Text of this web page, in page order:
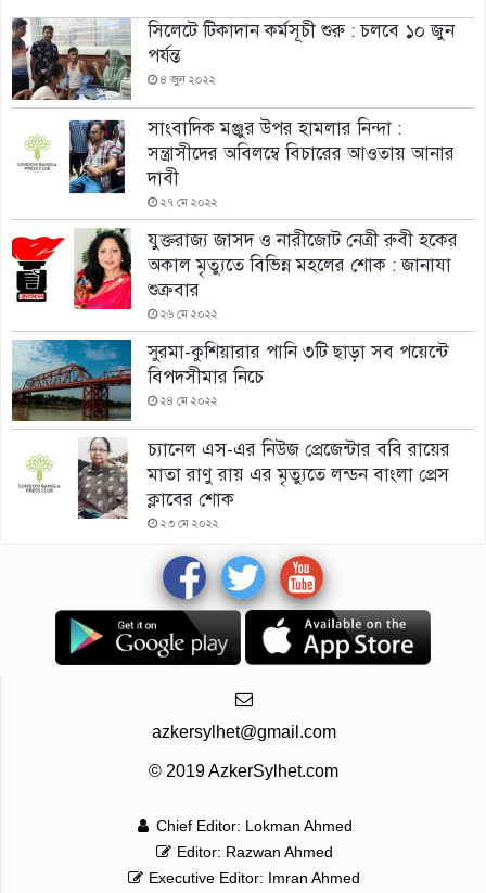
সিলেটে টিকাদান কর্মসূচী শুরু : চলবে ১০ জুন
পর্যন্ত
৪ জুন ২০২২
সাংবাদিক মঞ্জুর উপর হামলার নিন্দা :
সন্ত্রাসীদের অবিলম্বে বিচারের আওতায় আনার
দাবী
২৭ মে ২০২২
যুক্তরাজ্য জাসদ ও নারীজোট নেত্রী রুবী হকের
অকাল মৃত্যুতে বিভিন্ন মহলের শোক : জানাযা
শুক্রবার
২৬ মে ২০২২
সুরমা-কুশিয়ারার পানি ৩টি ছাড়া সব পয়েন্টে
বিপদসীমার নিচে
২৪ মে ২০২২
চ্যানেল এস-এর নিউজ প্রেজেন্টার ববি রায়ের
মাতা রাণু রায় এর মৃত্যুতে লন্ডন বাংলা প্রেস
ক্লাবের শোক
২৩ মে ২০২২
azkersylhet@gmail.com
© 2019 AzkerSylhet.com
Chief Editor: Lokman Ahmed
Editor: Razwan Ahmed
Executive Editor: Imran Ahmed